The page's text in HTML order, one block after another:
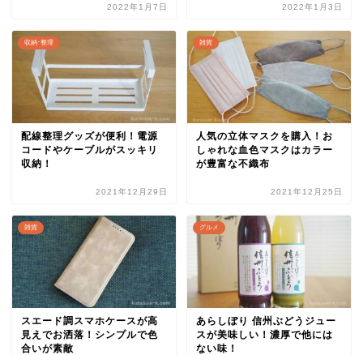
2022年1月7日 2022年1月3日
収納･整理
配線整理グッズが便利！電源
コードやケーブルがスッキリ
収納！
2021年12月29日
雑貨
人気の立体マスクを購入！お
しゃれな血色マスクはカラー
が豊富な不織布
2021年12月25日
雑貨
スエード調スマホケースが高
見えでお洒落！シンプルで色
合いが素敵
グルメ
あらしぼり 信州ぶどうジュー
スが美味しい！濃厚で他には
ない味！